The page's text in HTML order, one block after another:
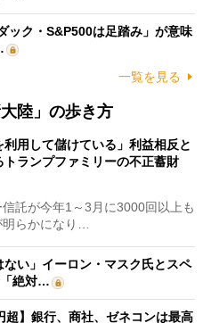
ック・S&P500は足踏み」が意味
一覧を見る
陸」の歩き方
利用して儲けている」利益相反と
トランプファミリーの不正蓄財
託が今年1～3月に3000回以上も
明らかになり…
ない」イーロン・マスク氏とスペ
「絶対…
超】銀行、商社、ゼネコンは最高